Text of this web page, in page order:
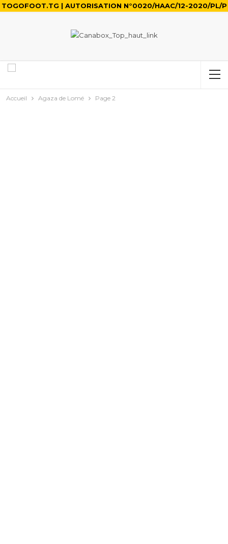
TOGOFOOT.TG | AUTORISATION N°0020/HAAC/12-2020/PL/P
Accueil Agaza de Lomé Page 2